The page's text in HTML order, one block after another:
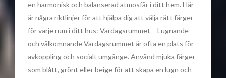
en harmonisk och balanserad atmosfär i ditt hem. Här
är några riktlinjer för att hjälpa dig att välja rätt färger
för varje rum i ditt hus: Vardagsrummet – Lugnande
och välkomnande Vardagsrummet är ofta en plats för
avkoppling och socialt umgänge. Använd mjuka färger
som blått, grönt eller beige för att skapa en lugn och